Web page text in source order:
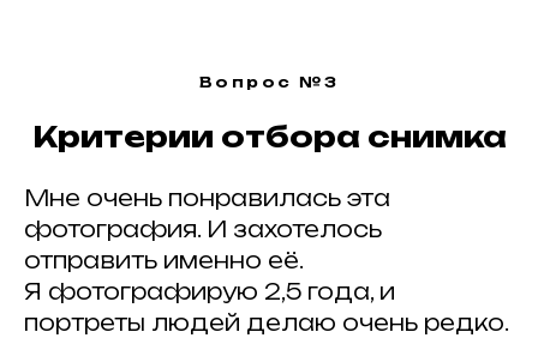
Вопрос №3
Критерии отбора снимка
Мне очень понравилась эта
фотография. И захотелось
отправить именно её.
Я фотографирую 2,5 года, и
портреты людей делаю очень редко.